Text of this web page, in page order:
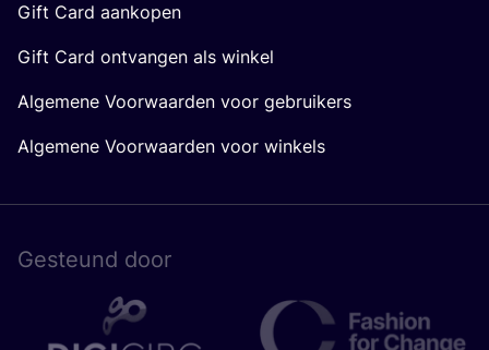
Gift Card aankopen
Gift Card ontvangen als winkel
Algemene Voorwaarden voor gebruikers
Algemene Voorwaarden voor winkels
Gesteund door